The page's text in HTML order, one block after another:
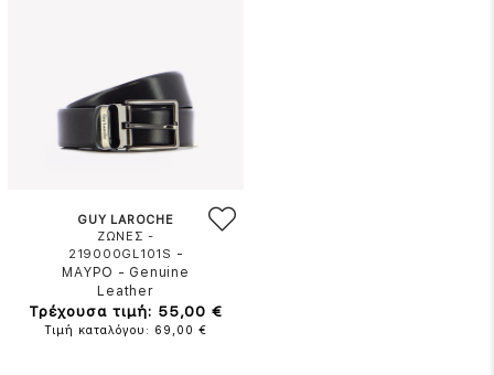
GUY LAROCHE
ΖΩΝΕΣ -
219000GL101S -
ΜΑΥΡΟ - Genuine
Leather
Τρέχουσα τιμή: 55,00 €
Τιμή καταλόγου: 69,00 €